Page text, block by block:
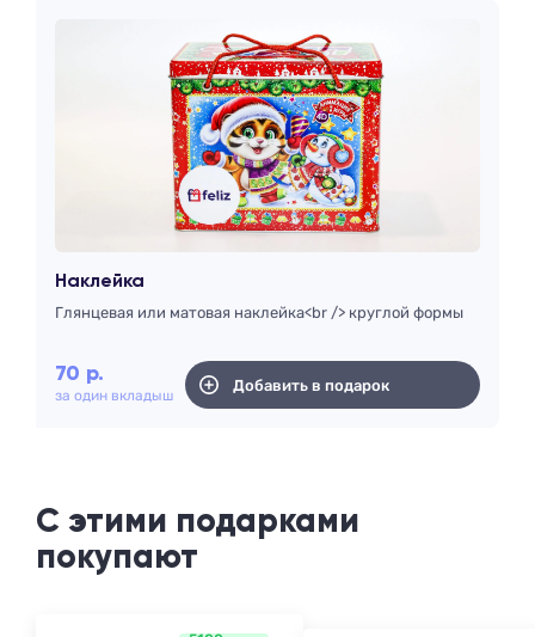
Наклейка
Глянцевая или матовая наклейка<br /> круглой формы
70 р.
за один вкладыш
Добавить в подарок
С этими подарками
покупают